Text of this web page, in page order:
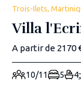
Trois-Ilets,
Villa
A partir de 2170
10/11 5 4